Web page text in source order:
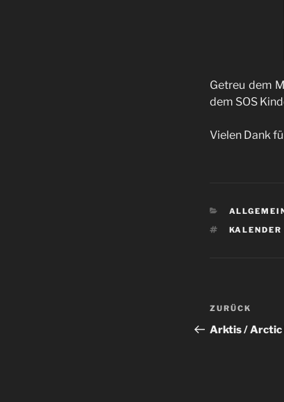
Getreu dem
dem SOS
Vielen Dank
KALENDER
Vorheriger
Beitrag
ZURÜCK
Arktis / Arctic II